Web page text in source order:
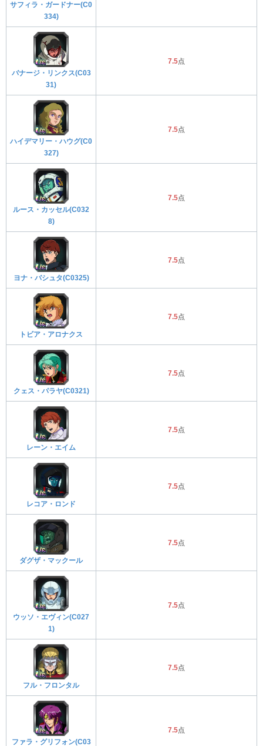
サフィラ・ガードナー(C0
334)
バナージ・リンクス(C03
31)
7.5点
ハイデマリー・ハウグ(C0
327)
7.5点
ルース・カッセル(C032
8)
7.5点
ヨナ・バシュタ(C0325)
7.5点
トビア・アロナクス
7.5点
クェス・パラヤ(C0321)
7.5点
レーン・エイム
7.5点
レコア・ロンド
7.5点
ダグザ・マックール
7.5点
ウッソ・エヴィン(C027
1)
7.5点
フル・フロンタル
7.5点
ファラ・グリフォン(C03
7.5点